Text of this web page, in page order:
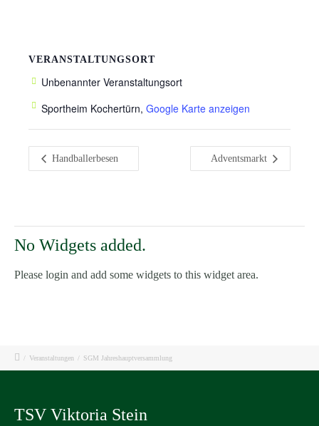
VERANSTALTUNGSORT
Unbenannter Veranstaltungsort
Sportheim Kochertürn, Google Karte anzeigen
Handballerbesen Adventsmarkt
No Widgets added.
Please login and add some widgets to this widget area.
/ Veranstaltungen / SGM Jahreshauptversammlung
TSV Viktoria Stein